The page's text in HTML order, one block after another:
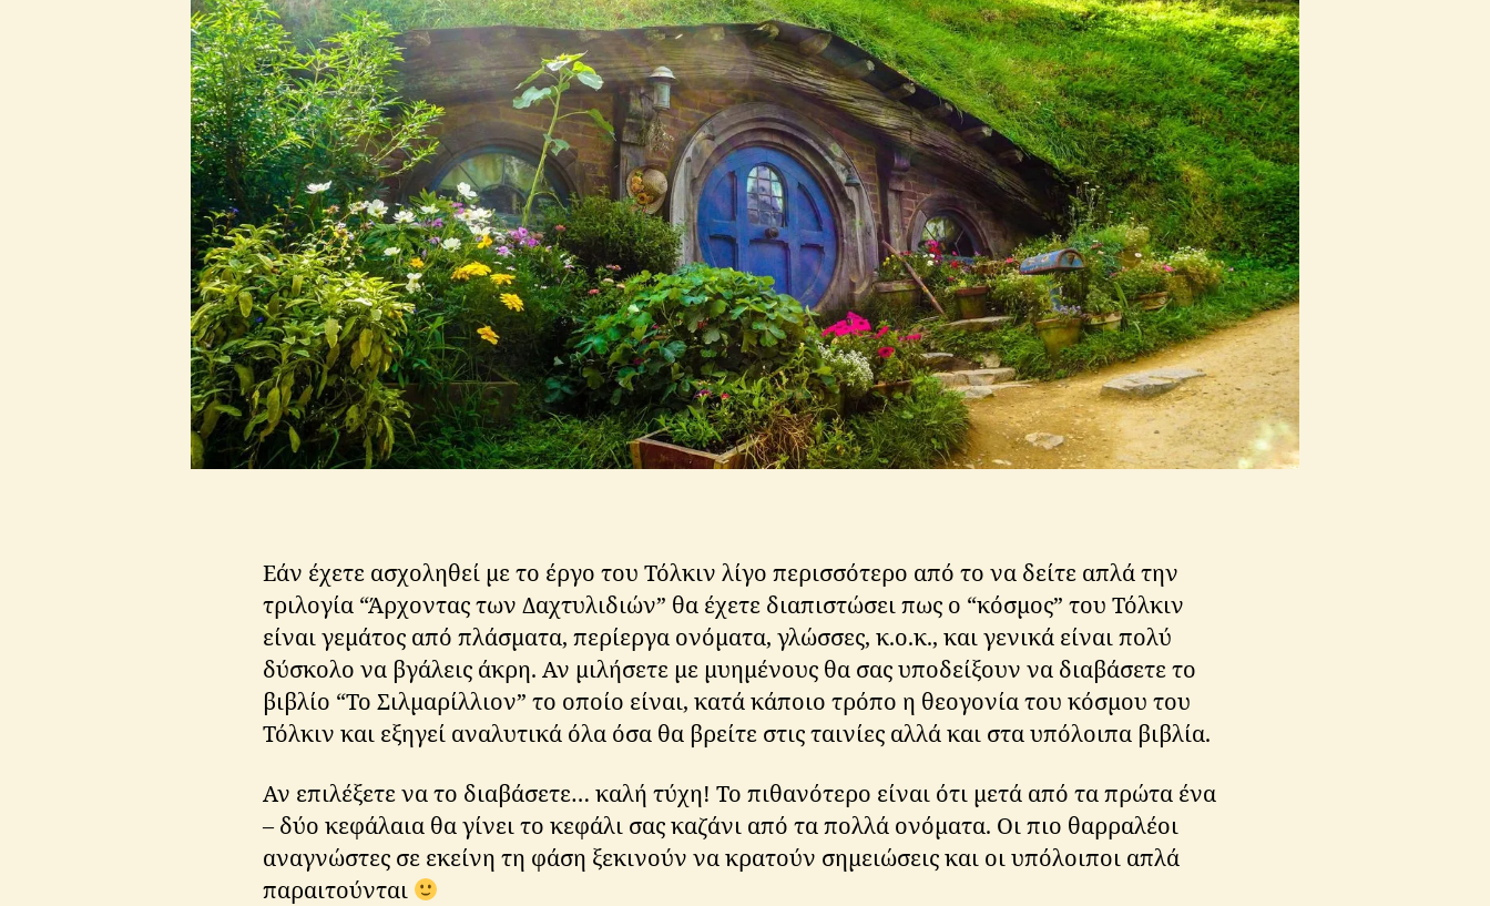
Εάν έχετε ασχοληθεί με το έργο του Τόλκιν λίγο περισσότερο από το να δείτε απλά την
τριλογία “Άρχοντας των Δαχτυλιδιών” θα έχετε διαπιστώσει πως ο “κόσμος” του Τόλκιν
είναι γεμάτος από πλάσματα, περίεργα ονόματα, γλώσσες, κ.ο.κ., και γενικά είναι πολύ
δύσκολο να βγάλεις άκρη. Αν μιλήσετε με μυημένους θα σας υποδείξουν να διαβάσετε το
βιβλίο “Το Σιλμαρίλλιον” το οποίο είναι, κατά κάποιο τρόπο η θεογονία του κόσμου του
Τόλκιν και εξηγεί αναλυτικά όλα όσα θα βρείτε στις ταινίες αλλά και στα υπόλοιπα βιβλία.
Αν επιλέξετε να το διαβάσετε… καλή τύχη! Το πιθανότερο είναι ότι μετά από τα πρώτα ένα
– δύο κεφάλαια θα γίνει το κεφάλι σας καζάνι από τα πολλά ονόματα. Οι πιο θαρραλέοι
αναγνώστες σε εκείνη τη φάση ξεκινούν να κρατούν σημειώσεις και οι υπόλοιποι απλά
παραιτούνται